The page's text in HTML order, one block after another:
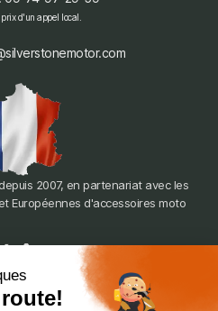
d'un appel local.
2007, en partenariat avec les
Européennes d'accessoires moto